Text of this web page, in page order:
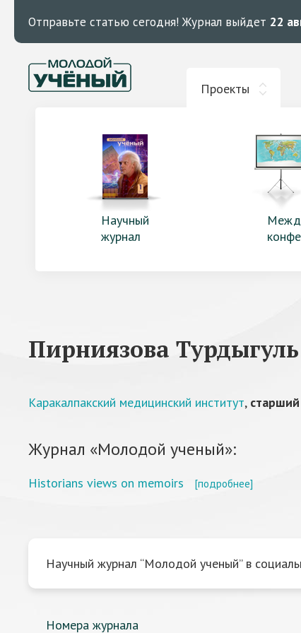
Отправьте статью сегодня! Журнал выйдет 22
Проекты
Научный
журнал
Пирниязова
Каракалпакский медицинский институт,
Журнал «Молодой ученый»:
Historians views on memoirs [подробнее]
Научный журнал “Молодой ученый” в
Номера журнала